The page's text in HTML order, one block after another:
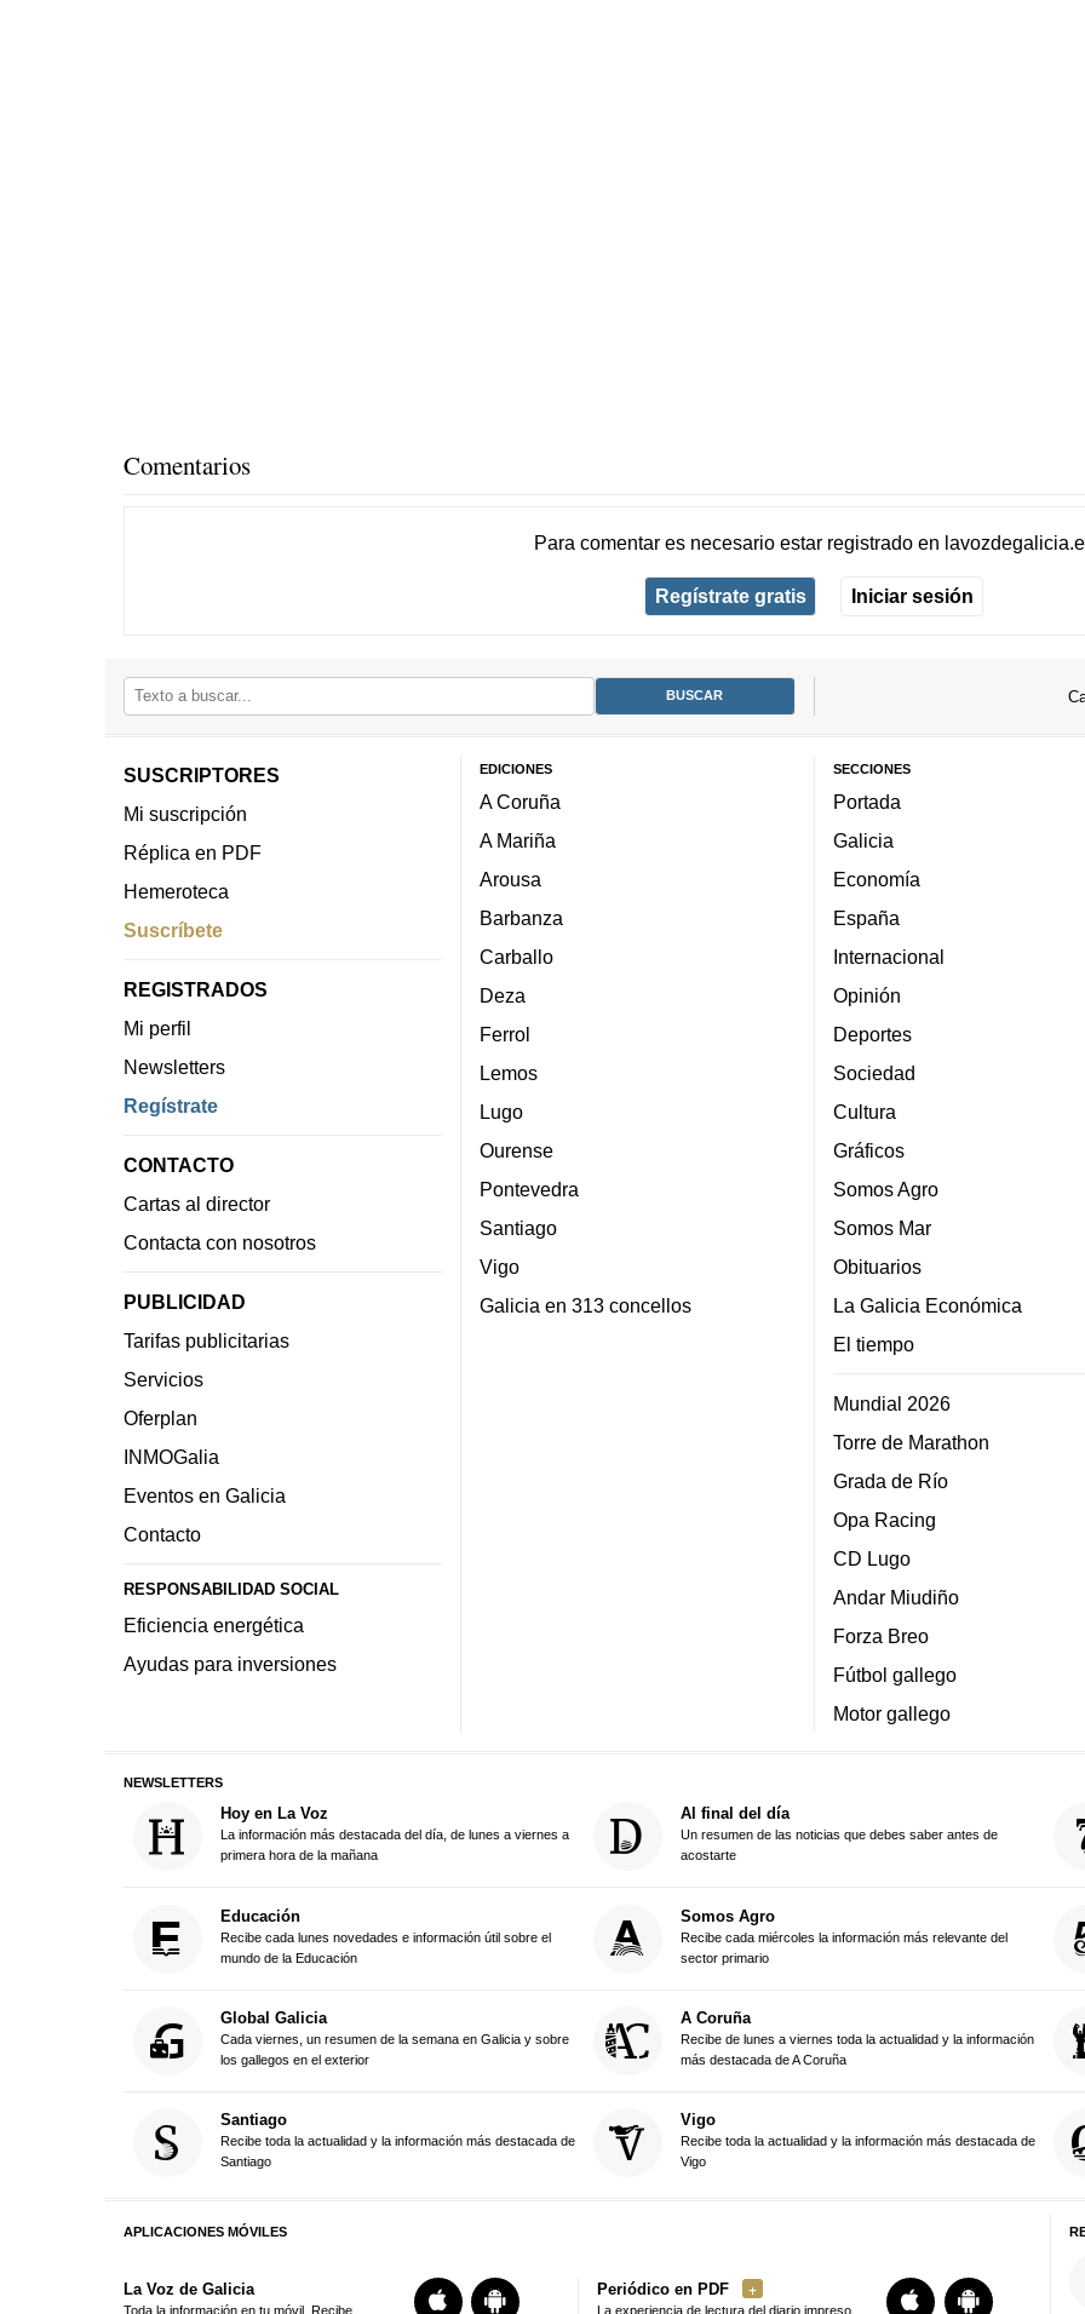
Comentarios
Para comentar es necesario estar registradoen
Regístrate gratis Iniciar sesión
SUSCRIPTORES
Mi suscripción
Réplica en PDF
Hemeroteca
Suscríbete
REGISTRADOS
Mi perfil
Newsletters
Regístrate
CONTACTO
Cartas al director
Contacta con nosotros
PUBLICIDAD
Tarifas publicitarias
Servicios
Oferplan
INMOGalia
Eventos en Galicia
Contacto
RESPONSABILIDAD SOCIAL
Eficiencia energética
Ayudas para inversiones
EDICIONES
A Coruña
A Mariña
Arousa
Barbanza
Carballo
Deza
Ferrol
Lemos
Lugo
Ourense
Pontevedra
Santiago
Vigo
Galicia en 313 concellos
SECCIONES
Portada
Galicia
Economía
España
Internacional
Opinión
Deportes
Sociedad
Cultura
Gráficos
Somos Agro
Somos Mar
Obituarios
La Galicia Económica
El tiempo
Mundial 2026
Torre de Marathon
Grada de Río
Opa Racing
CD Lugo
Andar Miudiño
Forza Breo
Fútbol gallego
Motor gallego
NEWSLETTERS
Hoy en La Voz
La información más destacada del día, de lunes a viernes a
primera hora de la mañana
Al final del día
Un resumen de las noticias que debes saber antes de
acostarte
Educación
Recibe cada lunes novedades e información útil sobre el
mundo de la Educación
Somos Agro
Recibe cada miércoles la información más relevante del
sector primario
Global Galicia
Cada viernes, un resumen de la semana en Galicia y sobre
los gallegos en el exterior
A Coruña
Recibe de lunes a viernes toda la actualidad y la información
más destacada de A Coruña
Santiago
Recibe toda la actualidad y la información más destacada de
Santiago
Vigo
Recibe toda la actualidad y la información más destacada de
Vigo
APLICACIONES MÓVILES
La Voz de Galicia
Toda la información en tu móvil. Recibe
Periódico en PDF
La experiencia de lectura del diario impreso,